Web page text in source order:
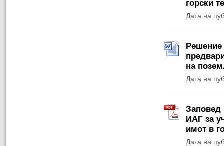
горски
Дата на
Решение
на
Дата на
Заповед
ИАГ за
имот в
Дата на